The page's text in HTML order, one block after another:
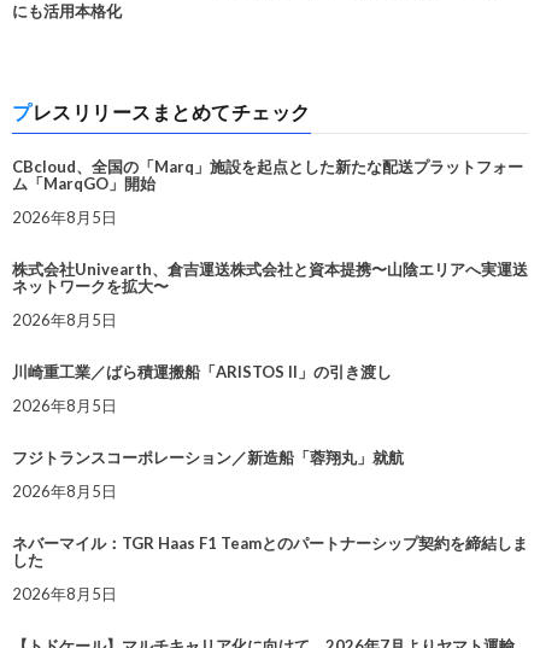
にも活用本格化
プレスリリースまとめてチェック
CBcloud、全国の「Marq」施設を起点とした新たな配送プラットフォー
ム「MarqGO」開始
2026年8月5日
株式会社Univearth、倉吉運送株式会社と資本提携〜山陰エリアへ実運送
ネットワークを拡大〜
2026年8月5日
川崎重工業／ばら積運搬船「ARISTOS II」の引き渡し
2026年8月5日
フジトランスコーポレーション／新造船「蓉翔丸」就航
2026年8月5日
ネバーマイル：TGR Haas F1 Teamとのパートナーシップ契約を締結しま
した
2026年8月5日